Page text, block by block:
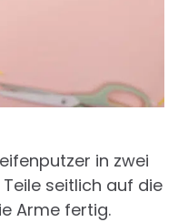
in zwei
seitlich auf die
Arme fertig.